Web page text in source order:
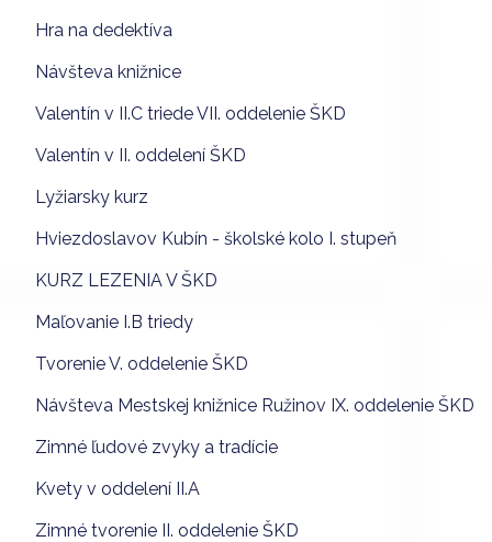
Hra na dedektíva
Návšteva knižnice
Valentín v II.C triede VII. oddelenie ŠKD
Valentín v II. oddelení ŠKD
Lyžiarsky kurz
Hviezdoslavov Kubín - školské kolo I. stupeň
KURZ LEZENIA V ŠKD
Maľovanie I.B triedy
Tvorenie V. oddelenie ŠKD
Návšteva Mestskej knižnice Ružinov IX. oddelenie ŠKD
Zimné ľudové zvyky a tradície
Kvety v oddelení II.A
Zimné tvorenie II. oddelenie ŠKD